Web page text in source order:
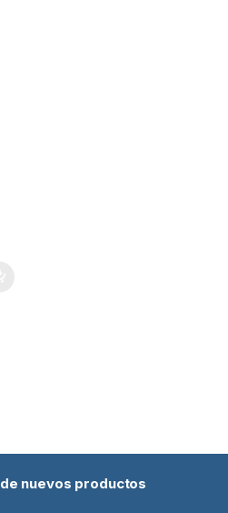
nuevos productos